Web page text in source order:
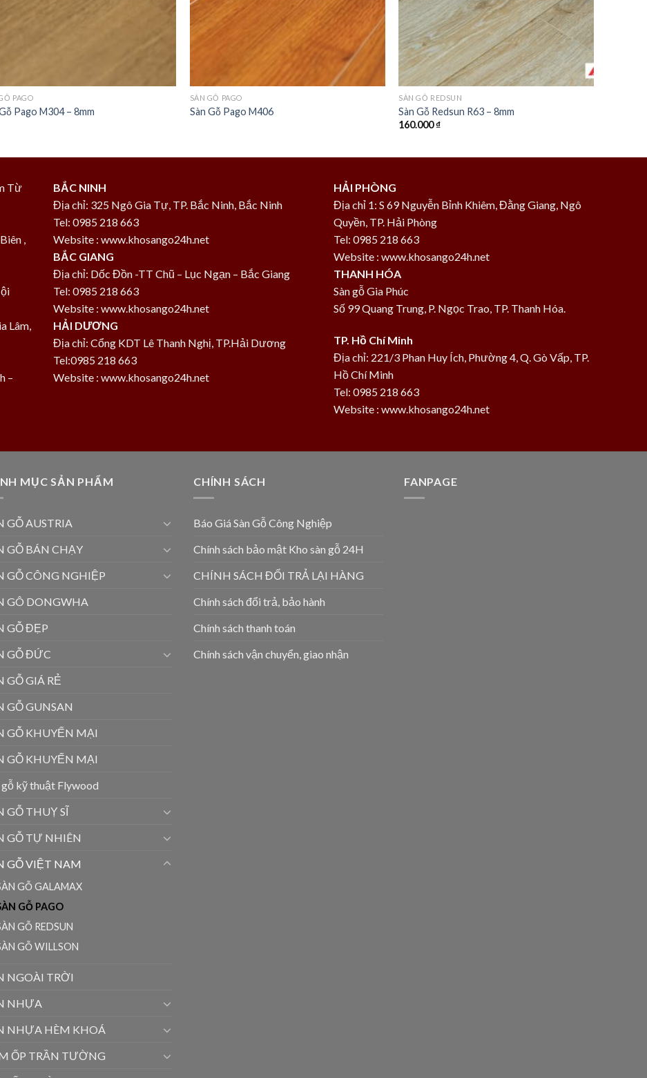
PAGO
Pago M304 – 8mm
SÀN GỖ PAGO
Sàn Gỗ Pago M406
SÀN GỖ REDSUN
Sàn Gỗ Redsun R63 – 8mm
160.000₫
Từ
,
Lâm,
–
BẮC NINH
Địa chỉ: 325 Ngô Gia Tự, TP. Bắc Ninh, Bắc Ninh
Tel: 0985 218 663
Website : www.khosango24h.net
BẮC GIANG
Địa chỉ: Dốc Đồn -TT Chũ – Lục Ngạn – Bắc Giang
Tel: 0985 218 663
Website : www.khosango24h.net
HẢI DƯƠNG
Địa chỉ: Cổng KDT Lê Thanh Nghị, TP.Hải Dương
Tel:0985 218 663
Website : www.khosango24h.net
HẢI PHÒNG
Địa chỉ 1: S 69 Nguyễn Bỉnh Khiêm, Đằng Giang, Ngô
Quyền, TP. Hải Phòng
Tel: 0985 218 663
Website : www.khosango24h.net
THANH HÓA
Sàn gỗ Gia Phúc
Số 99 Quang Trung, P. Ngọc Trao, TP. Thanh Hóa.
TP. Hồ Chí Minh
Địa chỉ: 221/3 Phan Huy Ích, Phường 4, Q. Gò Vấp, TP.
Hồ Chí Minh
Tel: 0985 218 663
Website : www.khosango24h.net
MỤC SẢN PHẨM
GỖ AUSTRIA
GỖ BÁN CHẠY
GỖ CÔNG NGHIỆP
GÔ DONGWHA
GỖ ĐẸP
GỖ ĐỨC
GỖ GIÁ RẺ
GỖ GUNSAN
GỖ KHUYẾN MẠI
GỖ KHUYẾN MẠI
gỗ kỹ thuật Flywood
GỖ THUỴ SĨ
GỖ TỰ NHIÊN
GỖ VIỆT NAM
GỖ GALAMAX
GỖ PAGO
GỖ REDSUN
GỖ WILLSON
NGOÀI TRỜI
NHỰA
NHỰA HÈM KHOÁ
ỐP TRẦN TƯỜNG
CHÍNH SÁCH
Báo Giá Sàn Gỗ Công Nghiệp
Chính sách bảo mật Kho sàn gỗ 24H
CHÍNH SÁCH ĐỔI TRẢ LẠI HÀNG
Chính sách đổi trả, bảo hành
Chính sách thanh toán
Chính sách vận chuyển, giao nhận
FANPAGE